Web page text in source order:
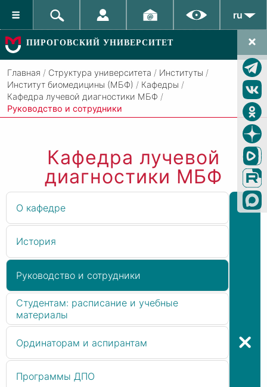
ru
ПИРОГОВСКИЙ УНИВЕРСИТЕТ
Главная / Структура университета / Институты /
Институт биомедицины (МБФ) / Кафедры /
Кафедра лучевой диагностики МБФ /
Руководство и сотрудники
Кафедра лучевой
диагностики МБФ
О кафедре
История
Руководство и сотрудники
Студентам: расписание и учебные
материалы
Ординаторам и аспирантам
Программы ДПО